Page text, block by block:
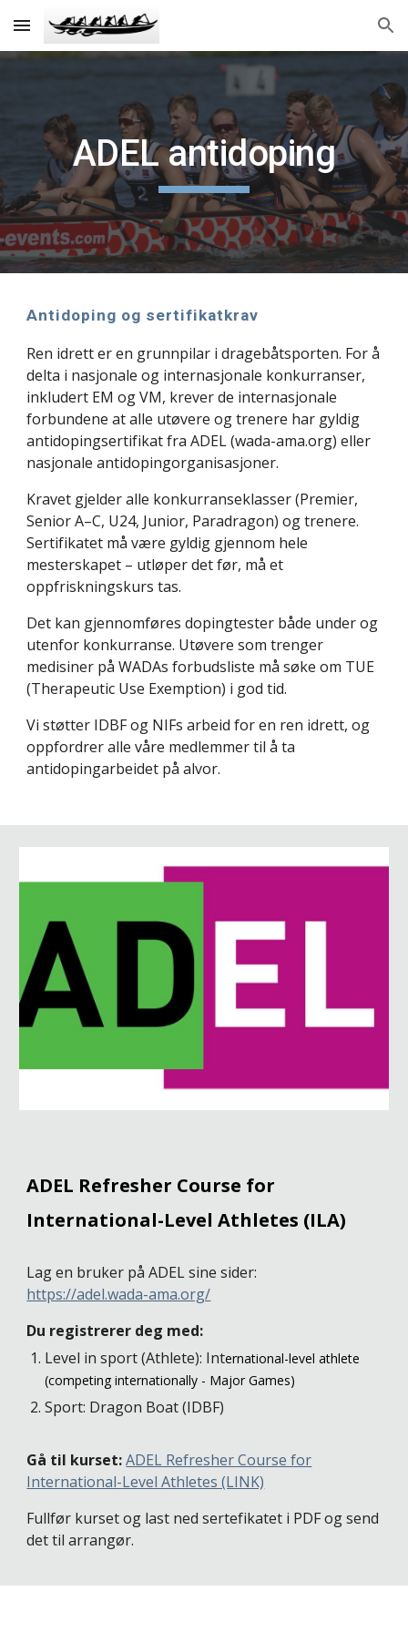
Skip to main content Skip to navigation
ADEL antidoping
Antidoping og sertifikatkrav
Ren idrett er en grunnpilar i dragebåtsporten. For å
delta i nasjonale og internasjonale konkurranser,
inkludert EM og VM, krever de internasjonale
forbundene at alle utøvere og trenere har gyldig
antidopingsertifikat fra ADEL (wada-ama.org) eller
nasjonale antidopingorganisasjoner.
Kravet gjelder alle konkurranseklasser (Premier,
Senior A–C, U24, Junior, Paradragon) og trenere.
Sertifikatet må være gyldig gjennom hele
mesterskapet – utløper det før, må et
oppfriskningskurs tas.
Det kan gjennomføres dopingtester både under og
utenfor konkurranse. Utøvere som trenger
medisiner på WADAs forbudsliste må søke om TUE
(Therapeutic Use Exemption) i god tid.
Vi støtter IDBF og NIFs arbeid for en ren idrett, og
oppfordrer alle våre medlemmer til å ta
antidopingarbeidet på alvor.
ADEL Refresher Course for
International-Level Athletes (ILA)
Lag en bruker på ADEL sine sider:
https://adel.wada-ama.org/
Du registrerer deg med:
Level in sport (Athlete): International-level athlete
(competing internationally - Major Games)
Sport: Dragon Boat (IDBF)
Gå til kurset: ADEL Refresher Course for
International-Level Athletes (LINK)
Fullfør kurset og last ned sertefikatet i PDF og send
det til arrangør.